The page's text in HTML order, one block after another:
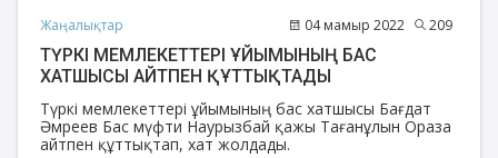
Жаңалықтар 04 мамыр 2022 209
ТҮРКІ МЕМЛЕКЕТТЕРІ ҰЙЫМЫНЫҢ БАС
ХАТШЫСЫ АЙТПЕН ҚҰТТЫҚТАДЫ
Түркі мемлекеттері ұйымының бас хатшысы Бағдат
Әмреев Бас мүфти Наурызбай қажы Тағанұлын Ораза
айтпен құттықтап, хат жолдады.